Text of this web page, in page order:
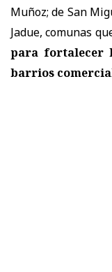
Muñoz; de San
Jadue, comunas
para fortalecer
barrios